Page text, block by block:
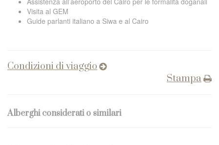
Visita al GEM
Guide parlanti italiano a Siwa e al Cairo
Condizioni di viaggio
Stampa
Alberghi considerati o similari